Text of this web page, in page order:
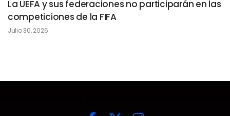
La UEFA y sus federaciones no participarán en las
competiciones de la FIFA
Julio 30, 2026